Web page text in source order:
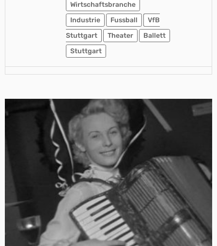
Wirtschaftsbranche
Industrie
Fussball
VfB
Stuttgart
Theater
Ballett
Stuttgart